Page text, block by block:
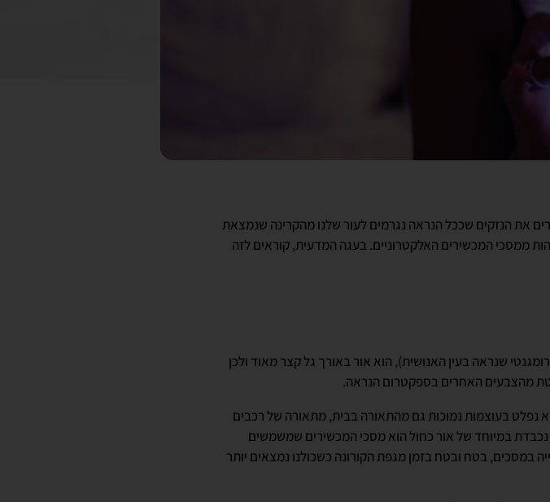
את הנזקים שככל הנראה נגרמים לעור שלנו מהקרינה שנמצאת
ממסכי המכשירים האלקטרוניים. בעגה המדעית, קוראים לזה
שנראה בעין האנושית), הוא אור באורך גל קצר מאוד ולכן
מהצבעים האחרים בספקטרום הנראה.
נפלט בעוצמות נמוכות גם מהתאורה בבית, מתאורה של רכבים
במיוחד של אור כחול הוא מסכי המכשירים שמשמשים
לפי ההערכות, רובנו מבלים 50% מחיינו בבהייה במסכים, בטח ובטח בזמן מגפת הקורונה כשכולנו נמצאים יותר